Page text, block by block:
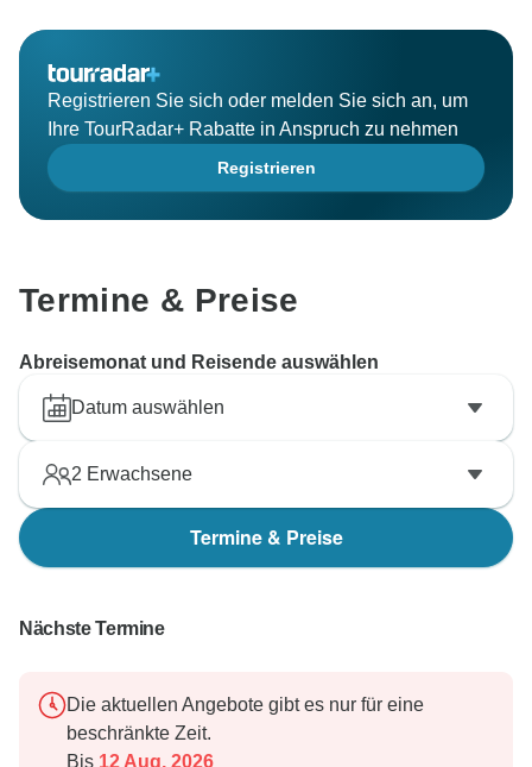
Registrieren Sie sich oder melden Sie sich an, um
Ihre TourRadar+ Rabatte in Anspruch zu nehmen
Registrieren
Termine & Preise
Abreisemonat und Reisende auswählen
Datum auswählen
2 Erwachsene
Termine & Preise
Nächste Termine
Die aktuellen Angebote gibt es nur für eine
beschränkte Zeit.
Bis 12 Aug, 2026